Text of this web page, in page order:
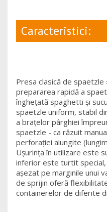
Caracteristici:
Presa clasică de spaetzle
prepararea rapidă a
înghețată spaghetti și
spaetzle uniform, stabil
a brațelor pârghiei
spaetzle - ca răzuit
perforației alungite
Ușurința în utilizare este
inferior este turtit
așezat pe marginile unui
de sprijin oferă
containerelor de diferite